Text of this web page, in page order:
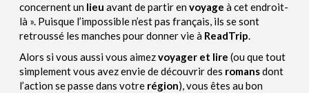
concernent un lieu avant de partir envoyage à cet endroit-
là ». Puisque l’impossible n’est pas français, ils se sont
retroussé les manches pour donner vie à ReadTrip.
Alors si vous aussi vous aimezvoyager et lire (ou que tout
simplement vous avez envie de découvrir des romansdont
l’action se passe dans votre région), vous êtes au bon